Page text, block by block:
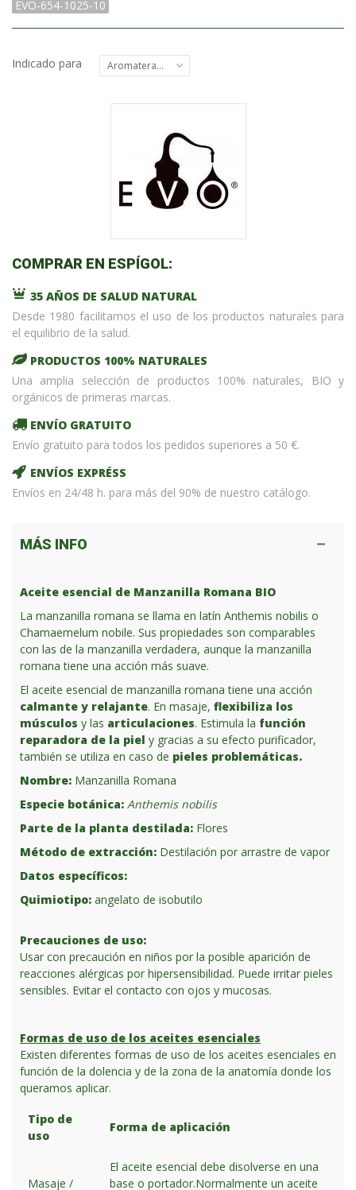
EVO-654-1025-10
Indicado para Aromaterapia
COMPRAR EN ESPÍGOL:
35 AÑOS DE SALUD NATURAL
Desde 1980 facilitamos el uso de los productos naturales para
el equilibrio de la salud.
PRODUCTOS 100% NATURALES
Una amplia selección de productos 100% naturales, BIO y
orgánicos de primeras marcas.
ENVÍO GRATUITO
Envío gratuito para todos los pedidos superiores a 50 €.
ENVÍOS EXPRÉSS
Envíos en 24/48 h. para más del 90% de nuestro catálogo.
MÁS INFO
Aceite esencial de Manzanilla Romana BIO
La manzanilla romana se llama en latín Anthemis nobilis o
Chamaemelum nobile. Sus propiedades son comparables
con las de la manzanilla verdadera, aunque la manzanilla
romana tiene una acción más suave.
El aceite esencial de manzanilla romana tiene una acción
calmante y relajante. En masaje, flexibiliza los
músculos y las articulaciones. Estimula la función
reparadora de la piel y gracias a su efecto purificador,
también se utiliza en caso de pieles problemáticas.
Nombre: Manzanilla Romana
Especie botánica: Anthemis nobilis
Parte de la planta destilada: Flores
Método de extracción: Destilación por arrastre de vapor
Datos específicos:
Quimiotipo: angelato de isobutilo
Precauciones de uso:
Usar con precaución en niños por la posible aparición de
reacciones alérgicas por hipersensibilidad. Puede irritar pieles
sensibles. Evitar el contacto con ojos y mucosas.
Formas de uso de los aceites esenciales
Existen diferentes formas de uso de los aceites esenciales en
función de la dolencia y de la zona de la anatomía donde los
queramos aplicar.
Tipo de
uso
Forma de aplicación
Masaje /
El aceite esencial debe disolverse en una
base o portador.Normalmente un aceite